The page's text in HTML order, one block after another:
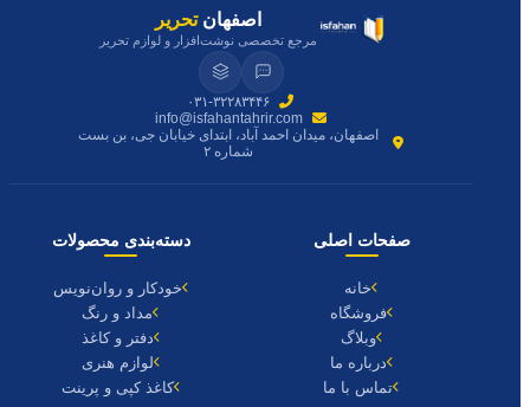
اصفهانتحریر
مرجع تخصصی نوشت‌افزار و لوازم تحریر
۰۳۱-۳۲۲۸۳۴۴۶
info@isfahantahrir.com
اصفهان، میدان احمد آباد، ابتدای خیابان جی، بن بست
شماره ۲
صفحات اصلی
خانه
فروشگاه
وبلاگ
درباره ما
تماس با ما
دسته‌بندی محصولات
خودکار و روان‌نویس
مداد و رنگ
دفتر و کاغذ
لوازم هنری
کاغذ کپی و پرینت